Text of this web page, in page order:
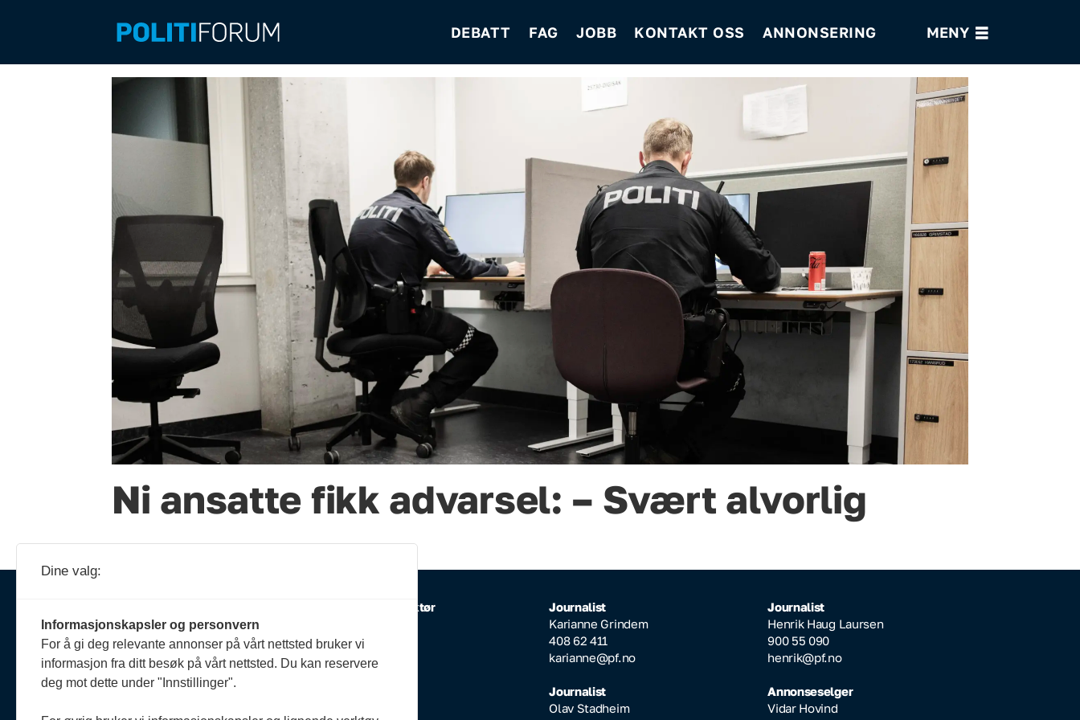
DEBATT FAG JOBB KONTAKT OSS ANNONSERING
politiets
registre
Ni ansatte fikk advarsel: – Svært alvorlig
Om oss
Politiforum er et redaksjonelt
uavhengig fagblad som drives
Ansvarlig redaktør
908 64 608
redaktor@pf.no
Journalist
Karianne Grindem
408 62 411
karianne@pf.no
Journalist
Olav Stadheim
Journalist
Henrik Haug Laursen
900 55 090
henrik@pf.no
Annonseselger
Vidar Hovind
Dine valg:
Informasjonskapsler og personvern
For å gi deg relevante annonser på vårt nettsted bruker vi
informasjon fra ditt besøk på vårt nettsted. Du kan reservere
deg mot dette under "Innstillinger".